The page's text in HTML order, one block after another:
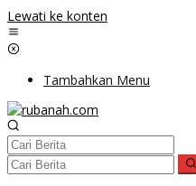
Lewati ke konten
Tambahkan Menu